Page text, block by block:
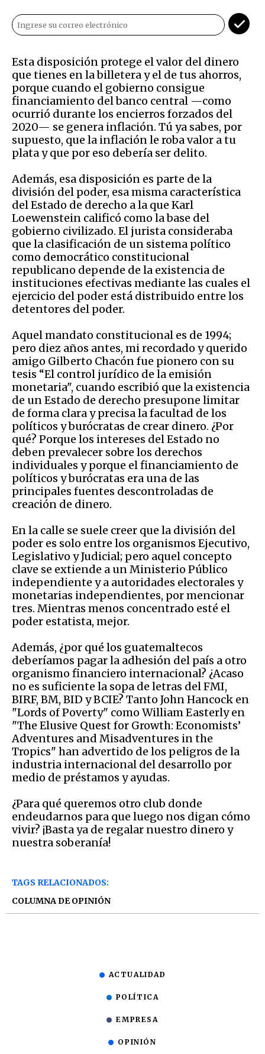
Esta disposición protege el valor del dinero
que tienes en la billetera y el de tus ahorros,
porque cuando el gobierno consigue
financiamiento del banco central —como
ocurrió durante los encierros forzados del
2020— se genera inflación. Tú ya sabes, por
supuesto, que la inflación le roba valor a tu
plata y que por eso debería ser delito.
Además, esa disposición es parte de la
división del poder, esa misma característica
del Estado de derecho a la que Karl
Loewenstein calificó como la base del
gobierno civilizado. El jurista consideraba
que la clasificación de un sistema político
como democrático constitucional
republicano depende de la existencia de
instituciones efectivas mediante las cuales el
ejercicio del poder está distribuido entre los
detentores del poder.
Aquel mandato constitucional es de 1994;
pero diez años antes, mi recordado y querido
amigo Gilberto Chacón fue pionero con su
tesis “El control jurídico de la emisión
monetaria", cuando escribió que la existencia
de un Estado de derecho presupone limitar
de forma clara y precisa la facultad de los
políticos y burócratas de crear dinero. ¿Por
qué? Porque los intereses del Estado no
deben prevalecer sobre los derechos
individuales y porque el financiamiento de
políticos y burócratas era una de las
principales fuentes descontroladas de
creación de dinero.
En la calle se suele creer que la división del
poder es solo entre los organismos Ejecutivo,
Legislativo y Judicial; pero aquel concepto
clave se extiende a un Ministerio Público
independiente y a autoridades electorales y
monetarias independientes, por mencionar
tres. Mientras menos concentrado esté el
poder estatista, mejor.
Además, ¿por qué los guatemaltecos
deberíamos pagar la adhesión del país a otro
organismo financiero internacional? ¿Acaso
no es suficiente la sopa de letras del FMI,
BIRF, BM, BID y BCIE? Tanto John Hancock en
"Lords of Poverty" como William Easterly en
"The Elusive Quest for Growth: Economists’
Adventures and Misadventures in the
Tropics" han advertido de los peligros de la
industria internacional del desarrollo por
medio de préstamos y ayudas.
¿Para qué queremos otro club donde
endeudarnos para que luego nos digan cómo
vivir? ¡Basta ya de regalar nuestro dinero y
nuestra soberanía!
TAGS RELACIONADOS:
COLUMNA DE OPINIÓN
ACTUALIDAD
POLÍTICA
EMPRESA
OPINIÓN